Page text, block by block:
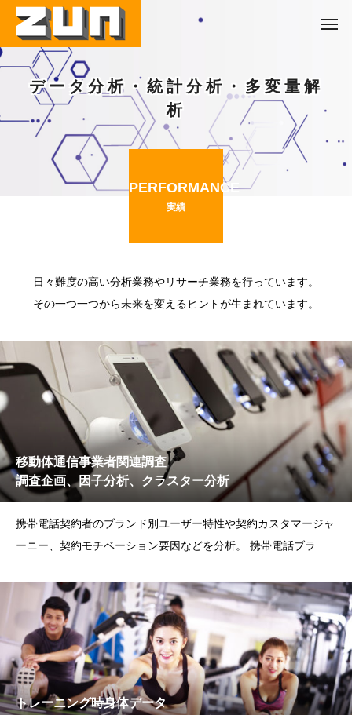
データ分析・統計分析・多変量解
析
PERFORMANCE
実績
日々難度の高い分析業務やリサーチ業務を行っています。
その一つ一つから未来を変えるヒントが生まれています。
移動体通信事業者関連調査
調査企画、因子分析、クラスター分析
携帯電話契約者のブランド別ユーザー特性や契約カスタマージャ
ーニー、契約モチベーション要因などを分析。 携帯電話ブラン
トレーニング時身体データ